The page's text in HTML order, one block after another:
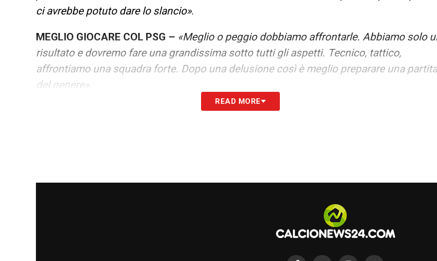
ci avrebbe potuto dare lo slancio».
MEGLIO GIOCARE COL PSG – «Meglio o peggio dobbiamo affrontarle. Abbiamo solo
risultato e dovremo fare una grandissima sotto tutti gli aspetti. Tecnico, tattico,
affrontiamo una squadra forte. Dopo una delusione così è meglio preparare una partita
del genere»
CONTINUA A LEGGERE SU MILANNEWS24.COM
READ MORE